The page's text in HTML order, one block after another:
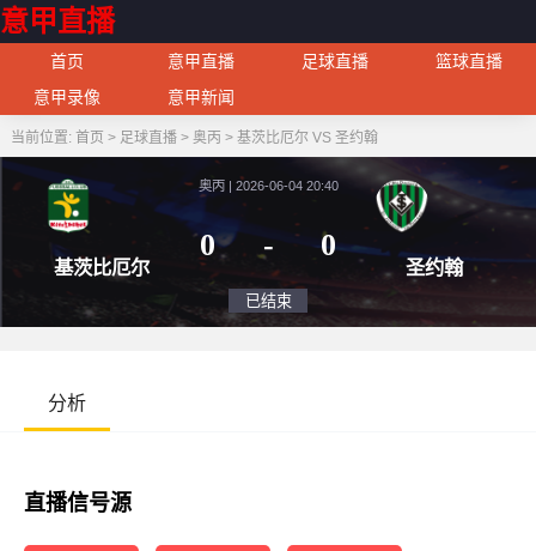
意甲直播
首页 意甲直播 足球直播
篮球直播
意甲录像
意甲新闻
当前位置: 首页 > 足球直播> 奥丙 > 基茨比厄尔 VS 圣约翰
基茨比厄尔
奥丙 | 2026-06-04 20:40
0
圣
分析
直播信号源